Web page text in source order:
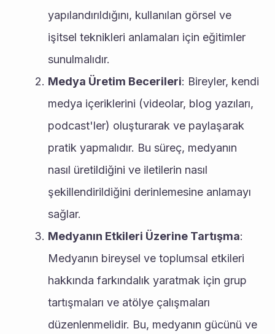
yapılandırıldığını, kullanılan görsel ve
işitsel teknikleri anlamaları için eğitimler
sunulmalıdır.
Medya Üretim Becerileri: Bireyler, kendi
medya içeriklerini (videolar, blog yazıları,
podcast'ler) oluşturarak ve paylaşarak
pratik yapmalıdır. Bu süreç, medyanın
nasıl üretildiğini ve iletilerin nasıl
şekillendirildiğini derinlemesine anlamayı
sağlar.
Medyanın Etkileri Üzerine Tartışma:
Medyanın bireysel ve toplumsal etkileri
hakkında farkındalık yaratmak için grup
tartışmaları ve atölye çalışmaları
düzenlenmelidir. Bu, medyanın gücünü ve